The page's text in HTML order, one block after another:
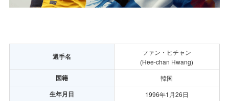
選手名
ファン・ヒチャン
(Hee-chan Hwang)
国籍 韓国
生年月日 1996年1月26日